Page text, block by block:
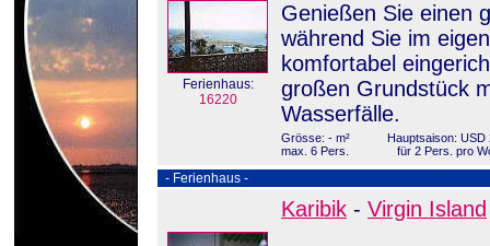
Ferienhaus:
16220
Genießen Sie einen
während Sie im
komfortabel
großen Grundstück
Wasserfälle.
Grösse: - m²
max. 6 Pers.
Hauptsaison: USD
für 2 Pers. pro
- Ferienhaus -
Karibik - Virgin Island